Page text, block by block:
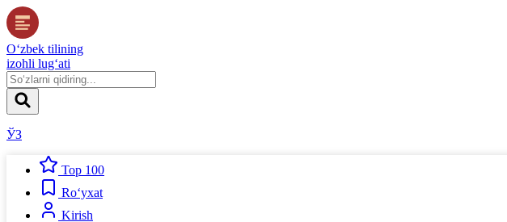
O‘zbek tilining
izohli lug‘ati
ЎЗ
Top 100
Ro‘yxat
Kirish